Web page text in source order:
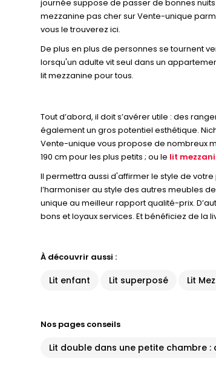
journée suppose de passer de bonnes
mezzanine pas cher sur Vente-unique
vous le trouverez ici.
De plus en plus de personnes se tournent
lorsqu'un adulte vit seul dans un
lit mezzanine pour tous.
Tout d’abord, il doit s’avérer utile : des
également un gros potentiel esthétique.
Vente-unique vous propose de nombreux
190 cm pour les plus petits ; ou le lit
Il permettra aussi d'affirmer le style de
l’harmoniser au style des autres meubles
unique au meilleur rapport qualité-prix.
bons et loyaux services. Et bénéficiez de la
À découvrir aussi :
Lit enfant Lit superposé Lit
Nos pages conseils
Lit double dans une petite chambre